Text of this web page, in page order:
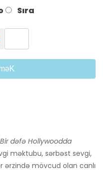
Sıra
Bir dəfə Hollywoodda
məktubu, sərbəst sevgi,
ərzində mövcud olan canlı